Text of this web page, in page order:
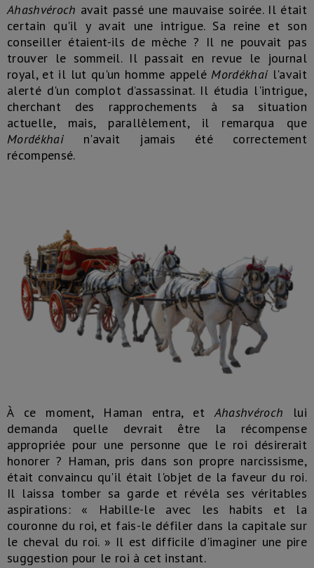
Ahashvéroch avait passé une mauvaise soirée. Il était
certain qu'il y avait une intrigue. Sa reine et son
conseiller étaient-ils de mèche ? Il ne pouvait pas
trouver le sommeil. Il passait en revue le journal
royal, et il lut qu'un homme appelé Mordékhai l'avait
alerté d'un complot d’assassinat. Il étudia l'intrigue,
cherchant des rapprochements à sa situation
actuelle, mais, parallèlement, il remarqua que
Mordékhai n'avait jamais été correctement
récompensé.
À ce moment, Haman entra, etAhashvéroch lui
demanda quelle devrait être la récompense
appropriée pour une personne que le roi désirerait
honorer ? Haman, pris dans son propre narcissisme,
était convaincu qu'il était l'objet de la faveur du roi.
Il laissa tomber sa garde et révéla ses véritables
aspirations: « Habille-le avec les habits et la
couronne du roi, et fais-le défiler dans la capitale sur
le cheval du roi. » Il est difficile d'imaginer une pire
suggestion pour le roi à cet instant.